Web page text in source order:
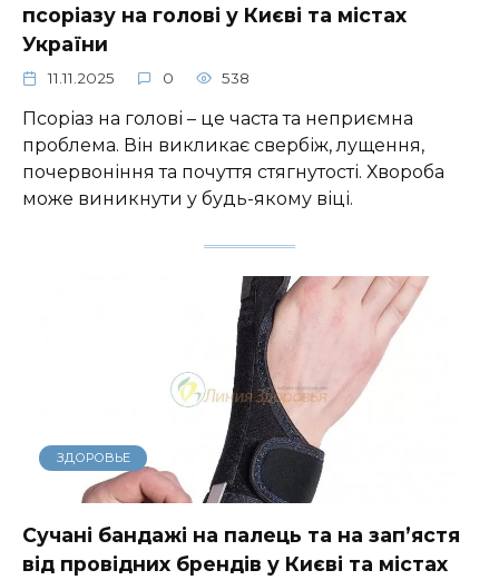
псоріазу на голові у Києві та містах
України
11.11.2025 0 538
Псоріаз на голові – це часта та неприємна
проблема. Він викликає свербіж, лущення,
почервоніння та почуття стягнутості. Хвороба
може виникнути у будь-якому віці.
ЗДОРОВЬЕ
Сучані бандажі на палець та на зап’ястя
від провідних брендів у Києві та містах